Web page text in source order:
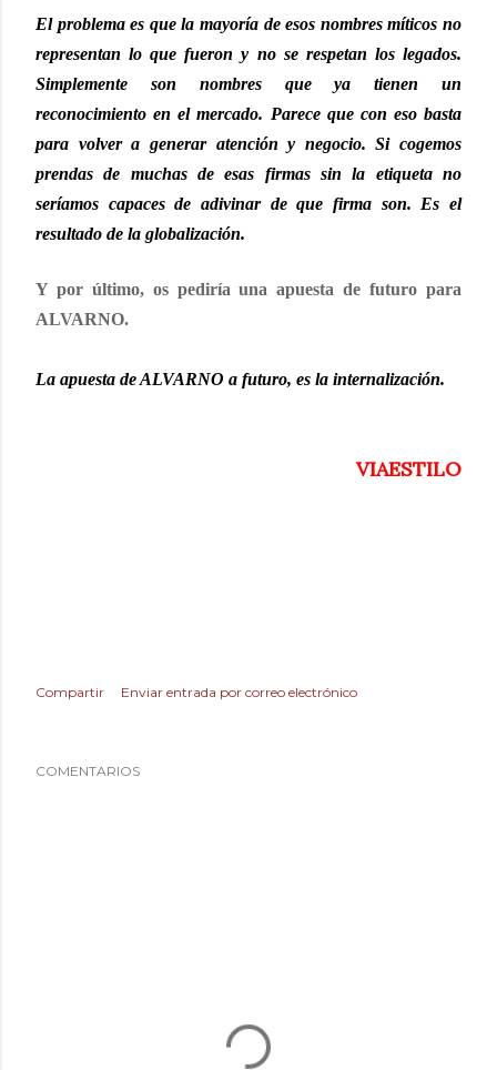
El problema es que la mayoría de esos nombres míticos no
representan lo que fueron y no se respetan los legados.
Simplemente son nombres que ya tienen un
reconocimiento en el mercado. Parece que con eso basta
para volver a generar atención y negocio. Si cogemos
prendas de muchas de esas firmas sin la etiqueta no
seríamos capaces de adivinar de que firma son. Es el
resultado de la globalización.
Y por último, os pediría una apuesta de futuro para
ALVARNO.
La apuesta de ALVARNO a futuro, es la internalización.
VIAESTILO
Compartir Enviar entrada por correo electrónico
COMENTARIOS